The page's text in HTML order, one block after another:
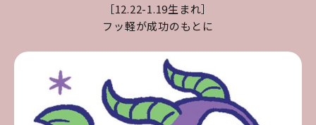
［12.22-1.19生まれ］
フッ軽が成功のもとに